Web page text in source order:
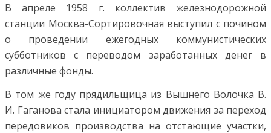
В апреле 1958 г. коллектив железнодорожной
станции Москва-Сортировочная выступил с почином
о проведении ежегодных коммунистических
субботников с переводом заработанных денег в
различные фонды.
В том же году прядильщица из Вышнего Волочка В.
И. Гаганова стала инициатором движения за переход
передовиков производства на отстающие участки,